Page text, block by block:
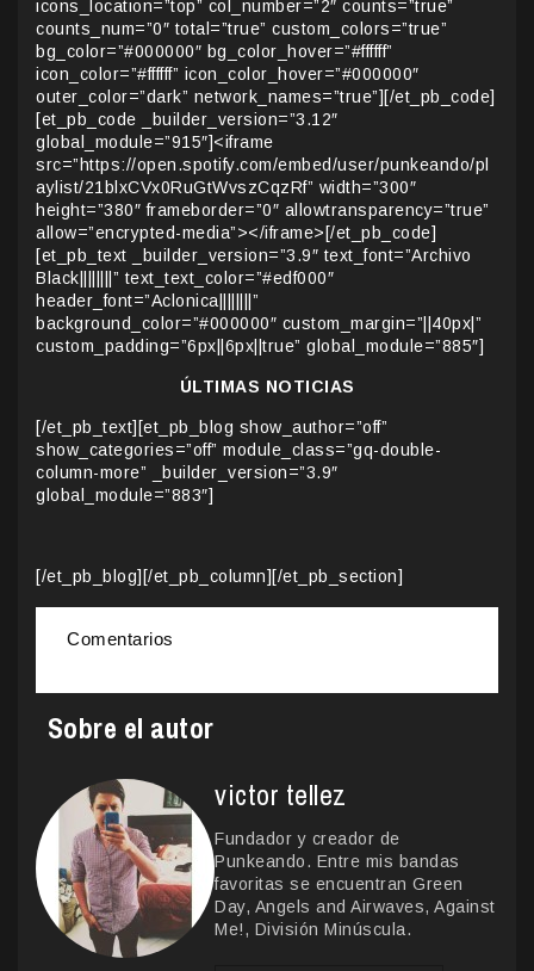
icons_location=”top” col_number=”2″ counts=”true”
counts_num=”0″ total=”true” custom_colors=”true”
bg_color=”#000000″ bg_color_hover=”#ffffff”
icon_color=”#ffffff” icon_color_hover=”#000000″
outer_color=”dark” network_names=”true”][/et_pb_code]
[et_pb_code _builder_version=”3.12″
global_module=”915″]<iframe
src=”https://open.spotify.com/embed/user/punkeando/pl
aylist/21blxCVx0RuGtWvszCqzRf” width=”300″
height=”380″ frameborder=”0″ allowtransparency=”true”
allow=”encrypted-media”></iframe>[/et_pb_code]
[et_pb_text _builder_version=”3.9″ text_font=”Archivo
Black||||||||” text_text_color=”#edf000″
header_font=”Aclonica||||||||”
background_color=”#000000″ custom_margin=”||40px|”
custom_padding=”6px||6px||true” global_module=”885″]
ÚLTIMAS NOTICIAS
[/et_pb_text][et_pb_blog show_author=”off”
show_categories=”off” module_class=”gq-double-
column-more” _builder_version=”3.9″
global_module=”883″]
[/et_pb_blog][/et_pb_column][/et_pb_section]
Comentarios
Sobre el autor
victor tellez
Fundador y creador de
Punkeando. Entre mis bandas
favoritas se encuentran Green
Day, Angels and Airwaves, Against
Me!, División Minúscula.